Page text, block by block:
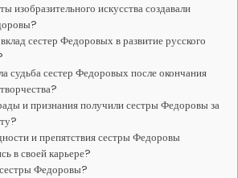
изобразительного искусства создавали
сестер Федоровых в развитие русского
судьба сестер Федоровых после окончания
и признания получили сестры Федоровы за
и препятствия сестры Федоровы
в своей карьере?
Федоровы?